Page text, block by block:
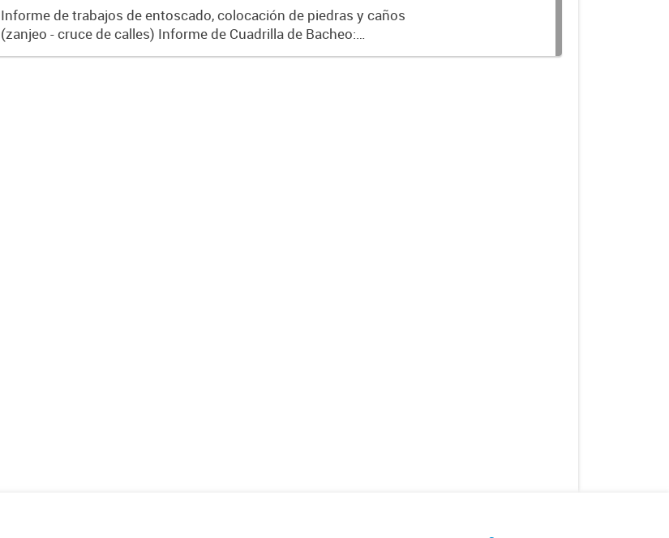
Informe de trabajos de entoscado, colocación de piedras y caños
(zanjeo - cruce de calles) Informe de Cuadrilla de Bacheo:
albañilería y construcción, colocación de tapa registro,